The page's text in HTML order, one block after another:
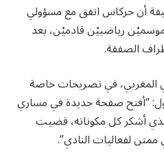
أن حركاس اتفق مع مسؤولي
رياضييْن قادميْن، بعد
الصفقة.
المغربي، في تصريحات خاصة
“أفتح صفحة جديدة في مساري
أشكر كل مكوناته، قضيت
لفعاليات النادي”.